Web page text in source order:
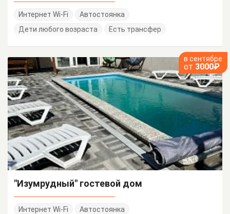
Интернет Wi-Fi
Автостоянка
Дети любого возраста
Есть трансфер
в сентябре
от 3000₽
"Изумрудный" гостевой дом
Интернет Wi-Fi
Автостоянка